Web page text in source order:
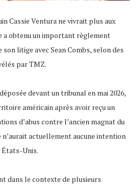
Cassie Ventura ne vivrait plus aux
a obtenu un important règlement
litige avec Sean Combs, selon des
par TMZ.
devant un tribunal en mai 2026,
américain après avoir reçu un
d’abus contre l’ancien magnat du
actuellement aucune intention
États-Unis.
dans le contexte de plusieurs